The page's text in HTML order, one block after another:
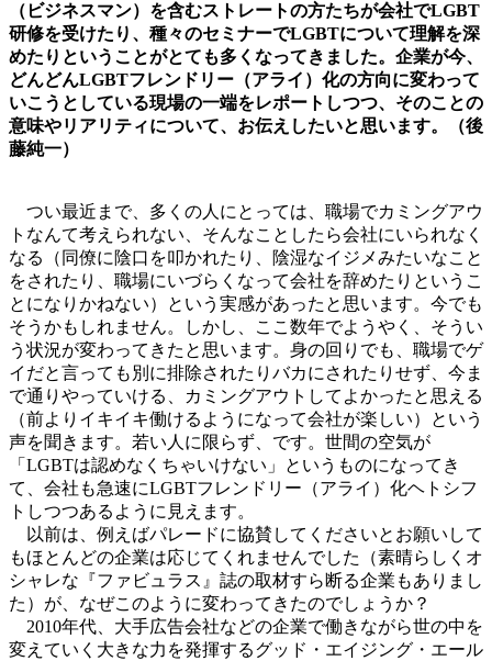
（ビジネスマン）を含むストレートの方たちが会社でLGBT
研修を受けたり、種々のセミナーでLGBTについて理解を深
めたりということがとても多くなってきました。企業が今、
どんどんLGBTフレンドリー（アライ）化の方向に変わって
いこうとしている現場の一端をレポートしつつ、そのことの
意味やリアリティについて、お伝えしたいと思います。（後
藤純一）
つい最近まで、多くの人にとっては、職場でカミングアウ
トなんて考えられない、そんなことしたら会社にいられなく
なる（同僚に陰口を叩かれたり、陰湿なイジメみたいなこと
をされたり、職場にいづらくなって会社を辞めたりというこ
とになりかねない）という実感があったと思います。今でも
そうかもしれません。しかし、ここ数年でようやく、そうい
う状況が変わってきたと思います。身の回りでも、職場でゲ
イだと言っても別に排除されたりバカにされたりせず、今ま
で通りやっていける、カミングアウトしてよかったと思える
（前よりイキイキ働けるようになって会社が楽しい）という
声を聞きます。若い人に限らず、です。世間の空気が
「LGBTは認めなくちゃいけない」というものになってき
て、会社も急速にLGBTフレンドリー（アライ）化ヘトシフ
トしつつあるように見えます。
以前は、例えばパレードに協賛してくださいとお願いして
もほとんどの企業は応じてくれませんでした（素晴らしくオ
シャレな『ファビュラス』誌の取材すら断る企業もありまし
た）が、なぜこのように変わってきたのでしょうか？
2010年代、大手広告会社などの企業で働きながら世の中を
変えていく大きな力を発揮するグッド・エイジング・エール